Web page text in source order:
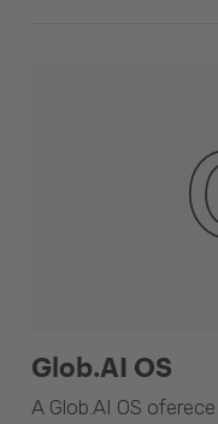
Glob.AI OS
A Glob.AI OS